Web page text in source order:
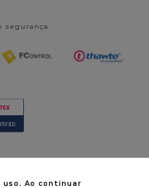
segurança
Ao continuar